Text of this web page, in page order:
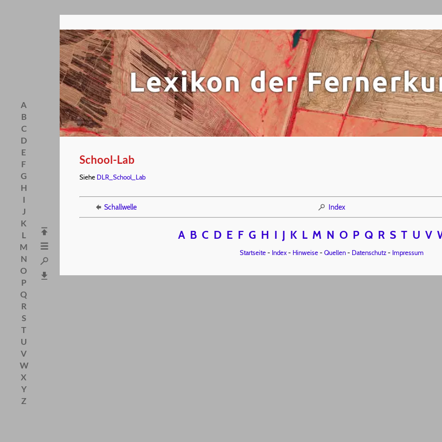
A
B
C
D
E
F
G
H
I
J
K
L
M
N
O
P
Q
R
S
T
U
V
W
X
Y
Z
School-Lab
Siehe DLR_School_Lab
Schallwelle Index
A B C D E F G H I J K L M N O P Q R S T U V
Startseite- Index- Hinweise- Quellen- Datenschutz- Impressum